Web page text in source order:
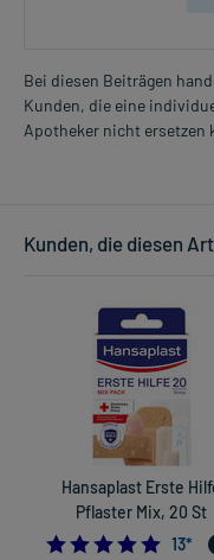
Bei diesen Beiträgen
Kunden, die eine
Apotheker nicht ersetzen
Kunden, die diesen
Hansaplast Erste
Pflaster Mix, 20 St
5.0
13*